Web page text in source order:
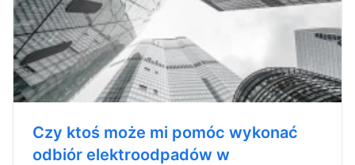
Czy ktoś może mi pomóc wykonać
odbiór elektroodpadów w